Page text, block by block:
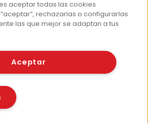
Contacto
Prensa
Fundación EROSKI
de cookies
aceptar todas las cookies
rechazarlas o configurarlas
las que mejor se adaptan a tus
Aceptar